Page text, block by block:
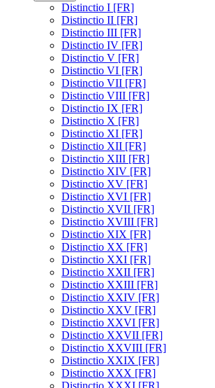
Distinctio I [FR]
Distinctio II [FR]
Distinctio III [FR]
Distinctio IV [FR]
Distinctio V [FR]
Distinctio VI [FR]
Distinctio VII [FR]
Distinctio VIII [FR]
Distinctio IX [FR]
Distinctio X [FR]
Distinctio XI [FR]
Distinctio XII [FR]
Distinctio XIII [FR]
Distinctio XIV [FR]
Distinctio XV [FR]
Distinctio XVI [FR]
Distinctio XVII [FR]
Distinctio XVIII [FR]
Distinctio XIX [FR]
Distinctio XX [FR]
Distinctio XXI [FR]
Distinctio XXII [FR]
Distinctio XXIII [FR]
Distinctio XXIV [FR]
Distinctio XXV [FR]
Distinctio XXVI [FR]
Distinctio XXVII [FR]
Distinctio XXVIII [FR]
Distinctio XXIX [FR]
Distinctio XXX [FR]
Distinctio XXXI [FR]